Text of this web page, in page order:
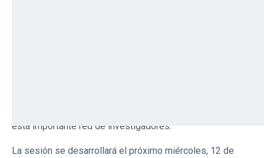
esta importante red de investigadores.
La sesión se desarrollará el próximo miércoles, 12 de